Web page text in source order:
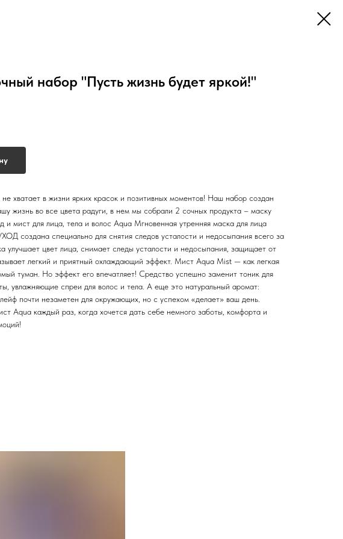
набор "Пусть жизнь будет яркой!"
не хватает в жизни ярких красок и позитивных моментов! Наш набор создан
жизнь во все цвета радуги, в нем мы собрали 2 сочных продукта – маску
и мист для лица, тела и волос Aqua Мгновенная утренняя маска для лица
создана специально для снятия следов усталости и недосыпания всего за
улучшает цвет лица, снимает следы усталости и недосыпания, защищает от
легкий и приятный охлаждающий эффект. Мист Aqua Mist — как легкая
туман. Но эффект его впечатляет! Средство успешно заменит тоник для
увлажняющие спреи для волос и тела. А еще это натуральный аромат:
почти незаметен для окружающих, но с успехом «делает» ваш день.
Aqua каждый раз, когда хочется дать себе немного заботы, комфорта и